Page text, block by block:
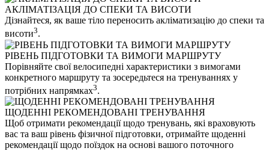
АКЛІМАТІЗАЦІЯ ДО СПЕКИ ТА ВИСОТИ
Дізнайтеся, як ваше тіло переносить акліматизацію до спеки та
висоти3.
РІВЕНЬ ПІДГОТОВКИ ТА ВИМОГИ МАРШРУТУ
Порівняйте свої велосипедні характеристики з вимогами
конкретного маршруту та зосередьтеся на тренуваннях у
потрібних напрямках3.
ЩОДЕННІ РЕКОМЕНДОВАНІ ТРЕНУВАННЯ
Щоб отримати рекомендації щодо тренувань, які враховують
вас та ваш рівень фізичної підготовки, отримайте щоденні
рекомендації щодо поїздок на основі вашого поточного